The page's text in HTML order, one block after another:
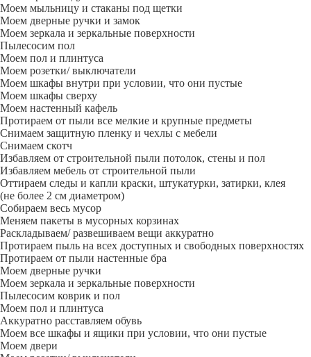
Моем мыльницу и стаканы под щетки
Моем дверные ручки и замок
Моем зеркала и зеркальные поверхности
Пылесосим пол
Моем пол и плинтуса
Моем розетки/ выключатели
Моем шкафы внутри при условии, что они пустые
Моем шкафы сверху
Моем настенный кафель
Протираем от пыли все мелкие и крупные предметы
Снимаем защитную пленку и чехлы с мебели
Снимаем скотч
Избавляем от строительной пыли потолок, стены и пол
Избавляем мебель от строительной пыли
Оттираем следы и капли краски, штукатурки, затирки, клея
(не более 2 см диаметром)
Собираем весь мусор
Меняем пакеты в мусорных корзинах
Раскладываем/ развешиваем вещи аккуратно
Протираем пыль на всех доступных и свободных поверхностях
Протираем от пыли настенные бра
Моем дверные ручки
Моем зеркала и зеркальные поверхности
Пылесосим коврик и пол
Моем пол и плинтуса
Аккуратно расставляем обувь
Моем все шкафы и ящики при условии, что они пустые
Моем двери